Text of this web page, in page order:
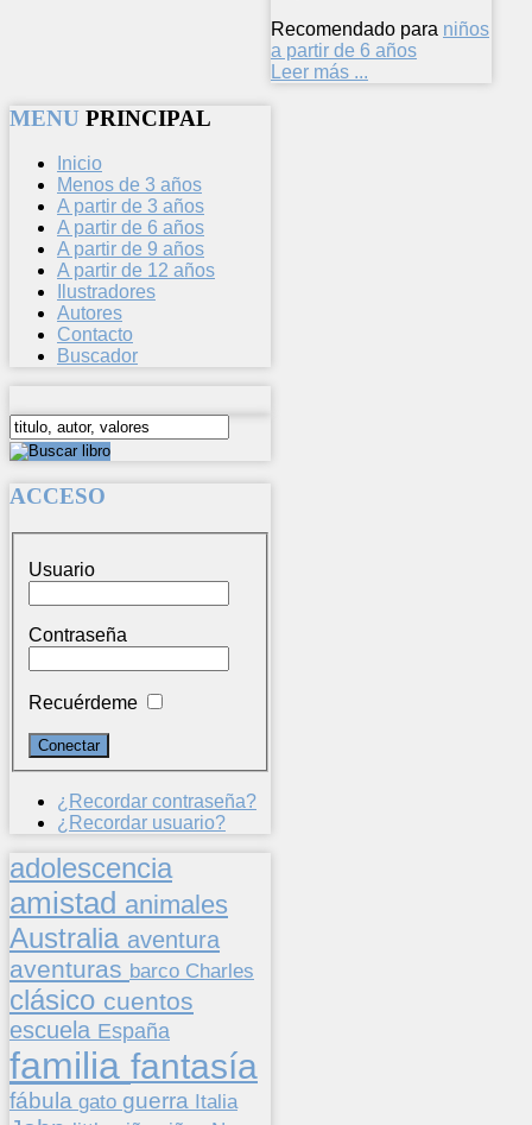
Recomendado para niños
a partir de 6 años
Leer más ...
MENU PRINCIPAL
Inicio
Menos de 3 años
A partir de 3 años
A partir de 6 años
A partir de 9 años
A partir de 12 años
Ilustradores
Autores
Contacto
Buscador
ACCESO
Usuario
Contraseña
Recuérdeme
¿Recordar contraseña?
¿Recordar usuario?
adolescencia
amistad animales
Australia aventura
aventuras barco Charles
clásico cuentos
escuela España
familia fantasía
fábula gato guerra Italia